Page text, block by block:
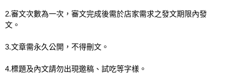
2.審文次數為一次，審文完成後需於店家需求之發文期限內發
文。
3.文章需永久公開，不得刪文。
4.標題及內文請勿出現邀稿、試吃等字樣。